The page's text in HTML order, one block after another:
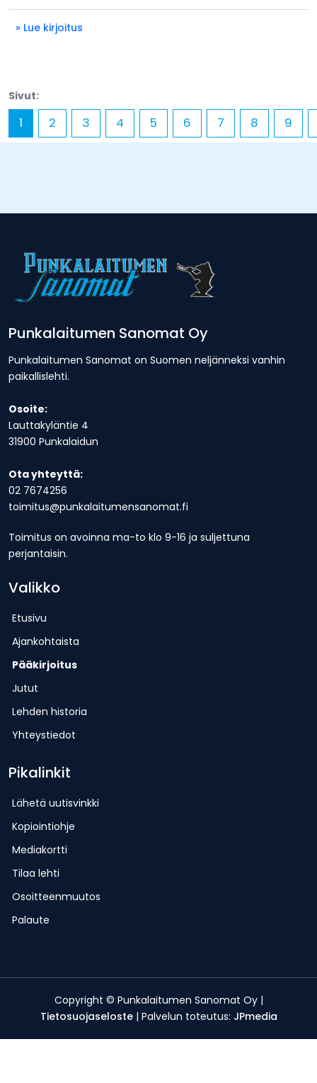
» Lue kirjoitus
Sivut:
1 2 3 4 5 6 7 8 9
Punkalaitumen Sanomat Oy
Punkalaitumen Sanomat on Suomen neljänneksi vanhin
paikallislehti.
Osoite:
Lauttakyläntie 4
31900 Punkalaidun
Ota yhteyttä:
02 7674256
toimitus@punkalaitumensanomat.fi
Toimitus on avoinna ma-to klo 9-16 ja suljettuna
perjantaisin.
Valikko
Etusivu
Ajankohtaista
Pääkirjoitus
Jutut
Lehden historia
Yhteystiedot
Pikalinkit
Lähetä uutisvinkki
Kopiointiohje
Mediakortti
Tilaa lehti
Osoitteenmuutos
Palaute
Copyright © Punkalaitumen Sanomat Oy |
Tietosuojaseloste| Palvelun toteutus: JPmedia